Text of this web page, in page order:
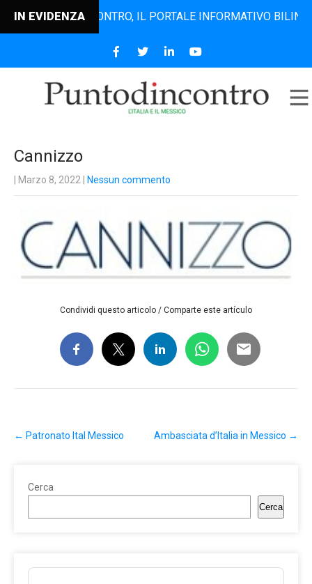
IN EVIDENZA
PUNTODINCONTRO, IL PORTALE INFORMATIVO
Cannizzo
| Marzo 8, 2022 Nessun commento
Condividi questo articolo / Comparte este artículo
navigation
← Patronato Ital Messico Ambasciata d’Italia in Messico →
Cerca
Cerca